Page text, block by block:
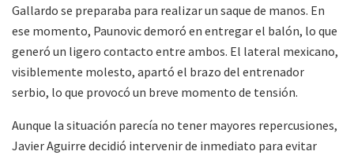
Gallardo se preparaba para realizar un saque de manos. En
ese momento, Paunovic demoró en entregar el balón, lo que
generó un ligero contacto entre ambos. El lateral mexicano,
visiblemente molesto, apartó el brazo del entrenador
serbio, lo que provocó un breve momento de tensión.
Aunque la situación parecía no tener mayores repercusiones,
Javier Aguirre decidió intervenir de inmediato para evitar